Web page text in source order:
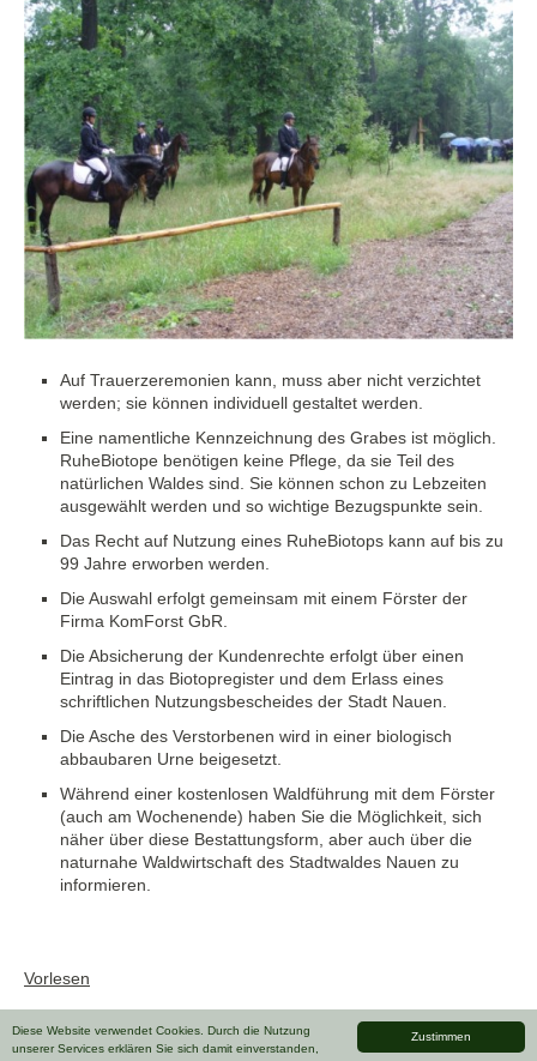
Zustimmen
Diese Website verwendet Cookies. Durch die Nutzung
unserer Services erklären Sie sich damit einverstanden,
Auf Trauerzeremonien kann, muss aber nicht verzichtet
werden; sie können individuell gestaltet werden.
Eine namentliche Kennzeichnung des Grabes ist möglich.
RuheBiotope benötigen keine Pflege, da sie Teil des
natürlichen Waldes sind. Sie können schon zu Lebzeiten
ausgewählt werden und so wichtige Bezugspunkte sein.
Das Recht auf Nutzung eines RuheBiotops kann auf bis zu
99 Jahre erworben werden.
Die Auswahl erfolgt gemeinsam mit einem Förster der
Firma KomForst GbR.
Die Absicherung der Kundenrechte erfolgt über einen
Eintrag in das Biotopregister und dem Erlass eines
schriftlichen Nutzungsbescheides der Stadt Nauen.
Die Asche des Verstorbenen wird in einer biologisch
abbaubaren Urne beigesetzt.
Während einer kostenlosen Waldführung mit dem Förster
(auch am Wochenende) haben Sie die Möglichkeit, sich
näher über diese Bestattungsform, aber auch über die
naturnahe Waldwirtschaft des Stadtwaldes Nauen zu
informieren.
Vorlesen